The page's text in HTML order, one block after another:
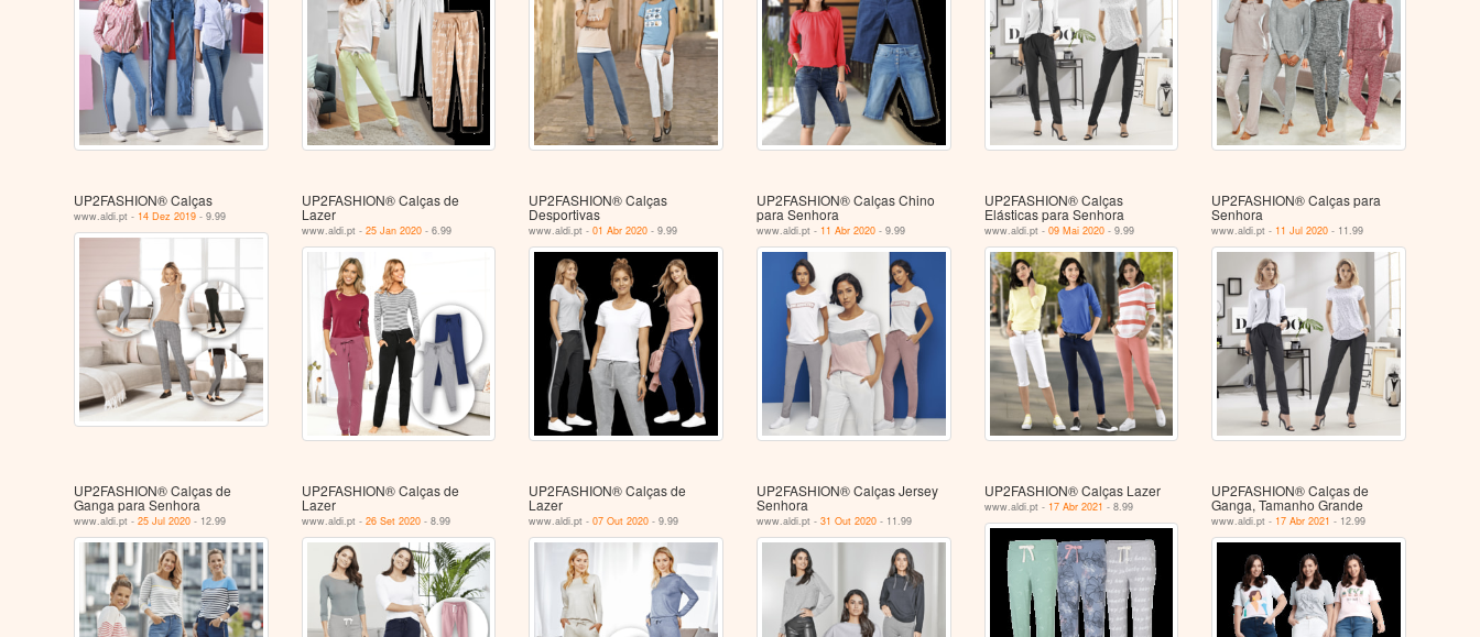
UP2FASHION® Calças
www.aldi.pt - 14 Dez 2019 - 9.99
UP2FASHION® Calças de
Lazer
www.aldi.pt - 25 Jan 2020- 6.99
UP2FASHION® Calças
Desportivas
www.aldi.pt -01 Abr 2020 - 9.99
UP2FASHION® Calças Chino
para Senhora
www.aldi.pt - 11 Abr 2020- 9.99
UP2FASHION® Calças
Elásticas para Senhora
www.aldi.pt - 09 Mai 2020- 9.99
UP2FASHION® Calças para
Senhora
www.aldi.pt - 11 Jul 2020 - 11.99
UP2FASHION® Calças de
Ganga para Senhora
www.aldi.pt -25 Jul 2020 - 12.99
UP2FASHION® Calças de
Lazer
www.aldi.pt - 26 Set 2020- 8.99
UP2FASHION® Calças de
Lazer
www.aldi.pt -07 Out 2020 - 9.99
UP2FASHION® Calças Jersey
Senhora
www.aldi.pt - 31 Out 2020- 11.99
UP2FASHION® Calças Lazer
www.aldi.pt - 17 Abr 2021 - 8.99
UP2FASHION® Calças de
Ganga, Tamanho Grande
www.aldi.pt - 17 Abr 2021 - 12.99